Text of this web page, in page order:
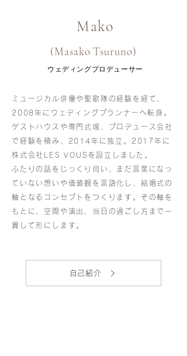
Mako
(Masako Tsuruno)
ウェディングプロデューサー
ミュージカル俳優や聖歌隊の経験を経て、
2008年にウェディングプランナーへ転身。
ゲストハウスや専門式場、プロデュース会社
で経験を積み、2014年に独立。2017年に
株式会社LES VOUSを設立しました。
ふたりの話をじっくり伺い、まだ言葉になっ
ていない想いや価値観を言語化し、結婚式の
軸となるコンセプトをつくります。その軸を
もとに、空間や演出、当日の過ごし方まで一
貫して形にします。
自己紹介